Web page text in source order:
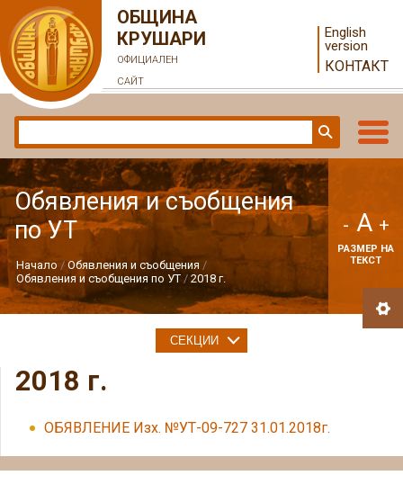
ОБЩИНА
КРУШАРИ
ОФИЦИАЛЕН
САЙТ
English
version
КОНТАКТ
Обявления и съобщения
по УТ
Начало
Обявления и съобщения
Обявления и съобщения по УТ
2018 г.
- A +
РАЗМЕР НА
ТЕКСТ
2018 г.
ОБЯВЛЕНИЕ Изх. №УТ-09-727 31.01.2018г.
СЕКЦИИ